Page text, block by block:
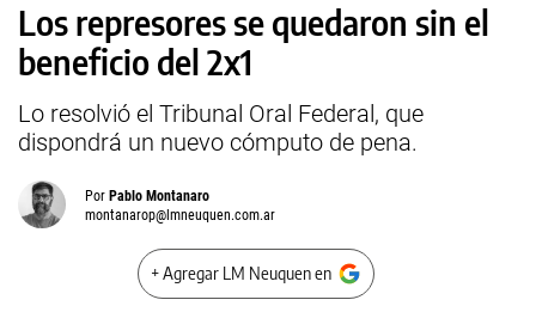
Los represores se quedaron sin el
beneficio del 2x1
Lo resolvió el Tribunal Oral Federal, que
dispondrá un nuevo cómputo de pena.
Por Pablo Montanaro
montanarop@lmneuquen.com.ar
+ Agregar LM Neuquen en